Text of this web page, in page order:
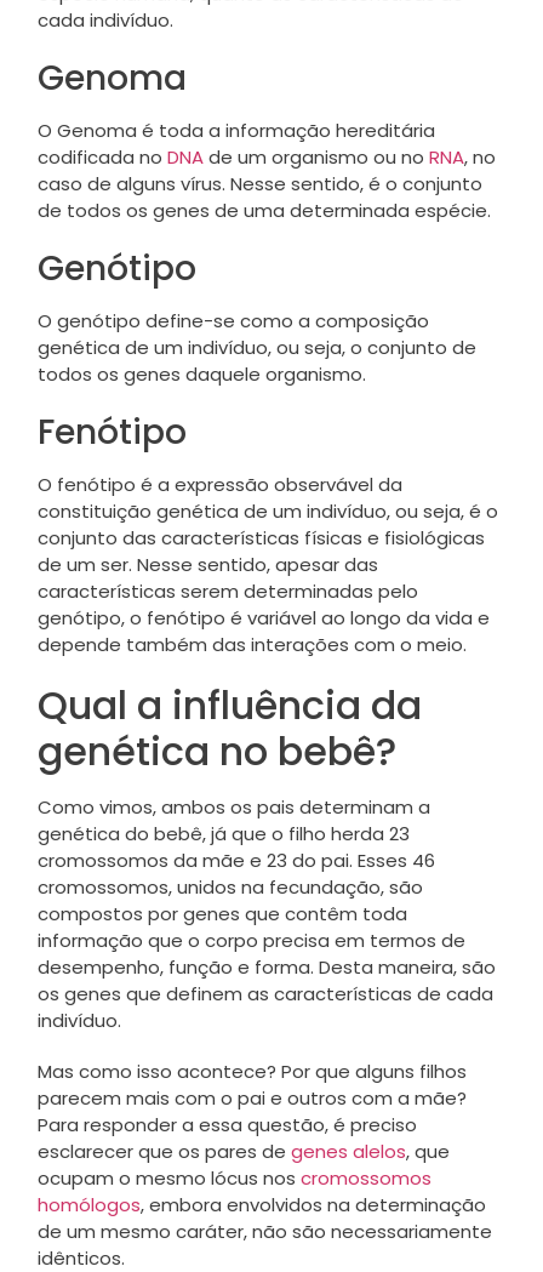
cada indivíduo.
Genoma
O Genoma é toda a informação hereditária
codificada no DNAde um organismo ou no RNA, no
caso de alguns vírus. Nesse sentido, é o conjunto
de todos os genes de uma determinada espécie.
Genótipo
O genótipo define-se como a composição
genética de um indivíduo, ou seja, o conjunto de
todos os genes daquele organismo.
Fenótipo
O fenótipo é a expressão observável da
constituição genética de um indivíduo, ou seja, é o
conjunto das características físicas e fisiológicas
de um ser. Nesse sentido, apesar das
características serem determinadas pelo
genótipo, o fenótipo é variável ao longo da vida e
depende também das interações com o meio.
Qual a influência da
genética no bebê?
Como vimos, ambos os pais determinam a
genética do bebê, já que o filho herda 23
cromossomos da mãe e 23 do pai. Esses 46
cromossomos, unidos na fecundação, são
compostos por genes que contêm toda
informação que o corpo precisa em termos de
desempenho, função e forma. Desta maneira, são
os genes que definem as características de cada
indivíduo.
Mas como isso acontece? Por que alguns filhos
parecem mais com o pai e outros com a mãe?
Para responder a essa questão, é preciso
esclarecer que os pares de genes alelos, que
ocupam o mesmo lócus nos cromossomos
homólogos, embora envolvidos na determinação
de um mesmo caráter, não são necessariamente
idênticos.